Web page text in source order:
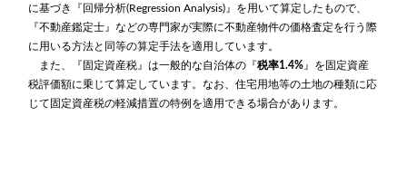
に基づき『回帰分析(Regression Analysis)』を用いて算定したもので、
『不動産鑑定士』などの専門家が実際に不動産物件の価格査定を行う際
に用いる方法と同等の算定手法を適用しています。
また、『固定資産税』は一般的な自治体の『 税率1.4% 』を固定資産
税評価額に乗じて算定しています。なお、住宅用地等の土地の種類に応
じて固定資産税の軽減措置の特例を適用できる場合があります。